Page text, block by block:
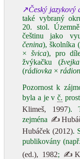
↗Český jazykový
také vybraný
20. stol.
češtinu jako
čenina), školníka (
×švica), pro
žvýkačku (žvejka
(rádiovka ×
Pozornost k
byla a je vč.
Klimeš, 1997).
zejména
Hubáček (2012).
publikovány
(ed.), 1982;